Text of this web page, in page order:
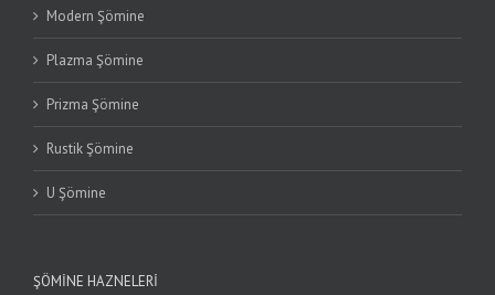
Modern Şömine
Plazma Şömine
Prizma Şömine
Rustik Şömine
U Şömine
ŞÖMINE HAZNELERI